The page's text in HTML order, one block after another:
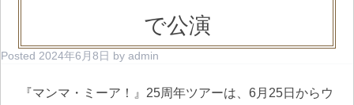
で公演
Posted 2024年6月8日 by admin
『マンマ・ミーア！』25周年ツアーは、6月25日からウ